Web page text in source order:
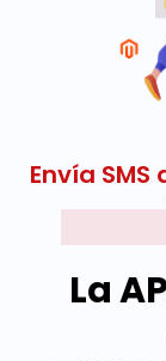
Envía
La